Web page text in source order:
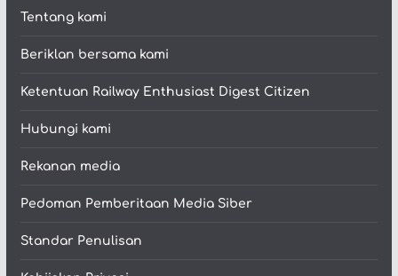
Tentang kami
Beriklan bersama kami
Ketentuan Railway Enthusiast Digest Citizen
Hubungi kami
Rekanan media
Pedoman Pemberitaan Media Siber
Standar Penulisan